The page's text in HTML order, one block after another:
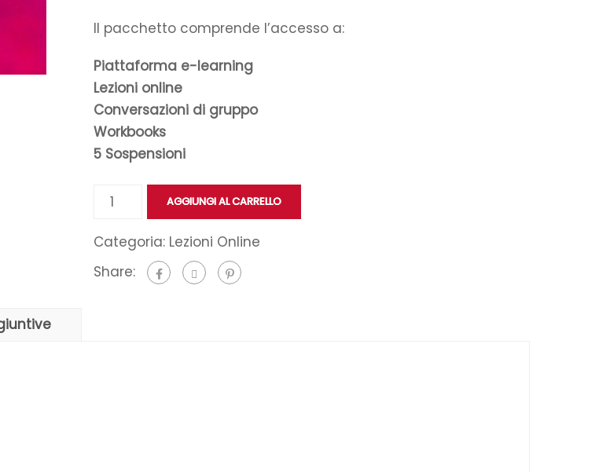
Il pacchetto comprende l’accesso a:
Piattaforma e-learning
Lezioni online
Conversazioni di gruppo
Workbooks
5 Sospensioni
AGGIUNGI AL CARRELLO
Categoria: Lezioni Online
Share: